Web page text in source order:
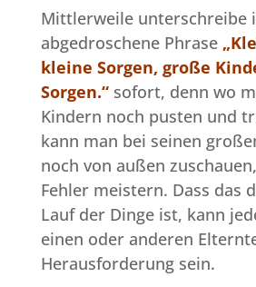
Mittlerweile unterschreibe
abgedroschene Phrase
kleine Sorgen, große
Sorgen.“ sofort, denn wo
Kindern noch pusten und
kann man bei seinen
noch von außen
Fehler meistern. Dass das
Lauf der Dinge ist, kann
einen oder anderen
Herausforderung sein.